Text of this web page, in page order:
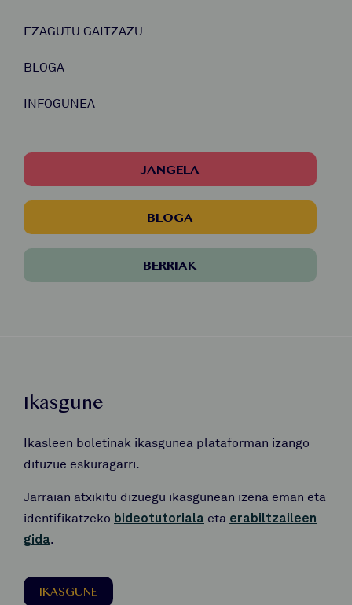
EZAGUTU GAITZAZU
BLOGA
INFOGUNEA
JANGELA
BLOGA
BERRIAK
Ikasgune
Ikasleen boletinak ikasgunea plataforman izango
dituzue eskuragarri.
Jarraian atxikitu dizuegu ikasgunean izena eman eta
identifikatzeko bideotutoriala eta erabiltzaileen
gida.
IKASGUNE